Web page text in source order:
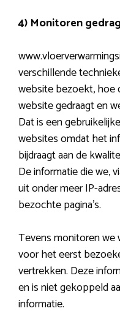
4) Monitoren
verschillende
website bezoekt, hoe
website gedraagt en
Dat is een
websites omdat het
bijdraagt aan de
De informatie die we,
uit onder meer IP-
bezochte pagina’s.
Tevens monitoren we
voor het eerst
vertrekken. Deze
en is niet gekoppeld
informatie.